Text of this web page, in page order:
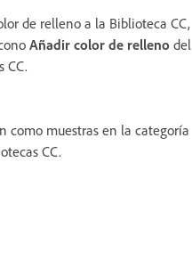
de relleno a la Biblioteca CC,
Añadir color de relleno del
CC.
como muestras en la categoría
CC.